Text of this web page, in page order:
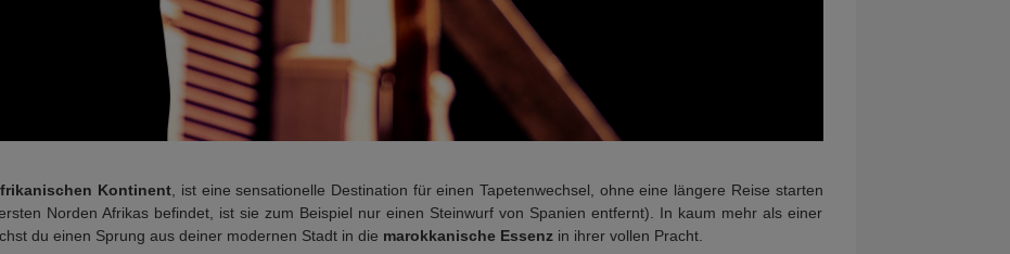
Kontinent , ist eine sensationelle Destination für einen Tapetenwechsel, ohne eine längere Reise starten
Norden Afrikas befindet, ist sie zum Beispiel nur einen Steinwurf von Spanien entfernt). In kaum mehr als einer
du einen Sprung aus deiner modernen Stadt in die marokkanische Essenz in ihrer vollen Pracht.